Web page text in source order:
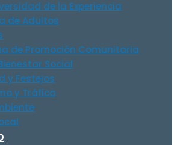
de la Experiencia
de Adultos
de Promoción Comunitaria
Social
y Festejos
y Tráfico